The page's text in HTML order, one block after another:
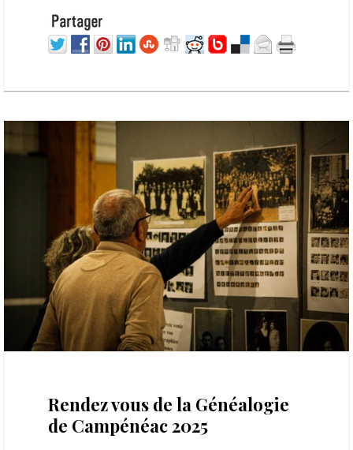
Rendez vous de la Généalogie
de Campénéac 2025